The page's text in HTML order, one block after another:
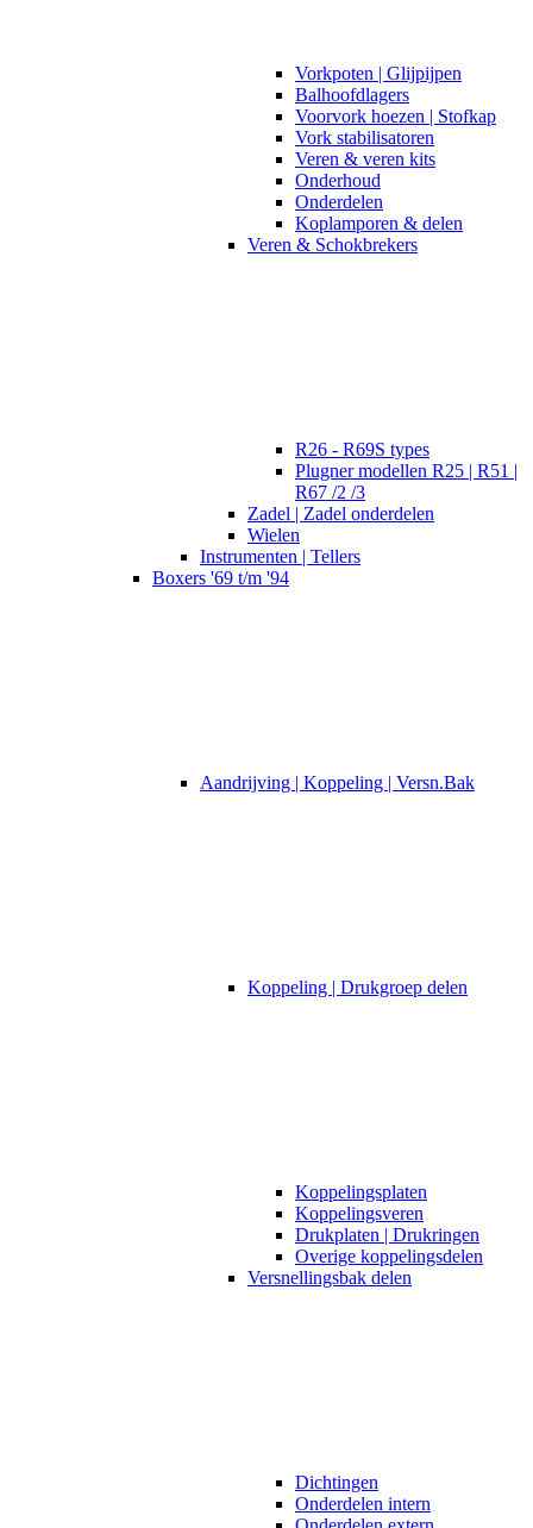
Vorkpoten | Glijpijpen
Balhoofdlagers
Voorvork hoezen | Stofkap
Vork stabilisatoren
Veren & veren kits
Onderhoud
Onderdelen
Koplamporen & delen
Veren & Schokbrekers
R26 - R69S types
Plugner modellen R25 | R51 |
R67 /2 /3
Zadel | Zadel onderdelen
Wielen
Instrumenten | Tellers
Boxers '69 t/m '94
Aandrijving | Koppeling | Versn.Bak
Koppeling | Drukgroep delen
Koppelingsplaten
Koppelingsveren
Drukplaten | Drukringen
Overige koppelingsdelen
Versnellingsbak delen
Dichtingen
Onderdelen intern